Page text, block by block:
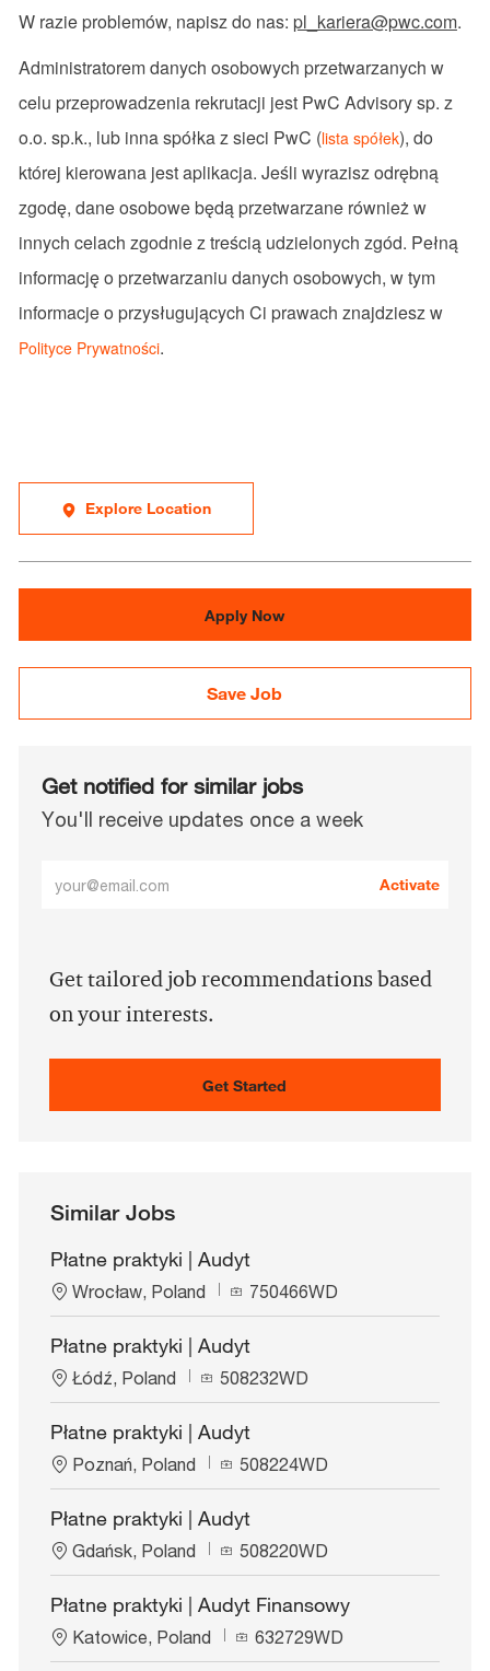
W razie problemów, napisz do nas: pl_kariera@pwc.com.
Administratorem danych osobowych przetwarzanych w
celu przeprowadzenia rekrutacji jest PwC Advisory sp. z
o.o. sp.k., lub inna spółka z sieci PwC (lista spółek), do
której kierowana jest aplikacja. Jeśli wyrazisz odrębną
zgodę, dane osobowe będą przetwarzane również w
innych celach zgodnie z treścią udzielonych zgód. Pełną
informację o przetwarzaniu danych osobowych, w tym
informacje o przysługujących Ci prawach znajdziesz w
Polityce Prywatności.
Explore Location
Apply Now
Save Job
Get notified for similar jobs
You'll receive updates once a week
(Required)
Activate
Get tailored job recommendations based
on your interests.
Get Started
Similar Jobs
Płatne praktyki | Audyt
L
o
c
a
t
i
o
n
Wrocław, Poland
J
o
b
I
d
750466WD
Płatne praktyki | Audyt
L
o
c
a
t
i
o
n
Łódź, Poland
J
o
b
I
508232WD
Płatne praktyki | Audyt
L
o
c
a
t
i
o
n
Poznań, Poland
J
o
I
d
508224WD
Płatne praktyki | Audyt
L
o
c
a
t
i
Gdańsk, Poland
J
o
I
d
508220WD
Płatne praktyki | Audyt Finansowy
L
o
Katowice, Poland
J
o
632729WD